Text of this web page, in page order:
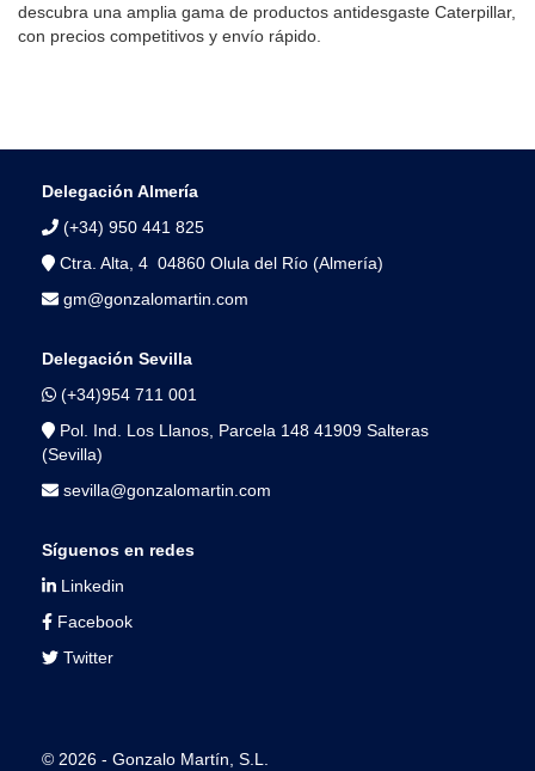
descubra una amplia gama de productos antidesgaste Caterpillar,
con precios competitivos y envío rápido.
Delegación Almería
(+34) 950 441 825
Ctra. Alta, 4 04860 Olula del Río (Almería)
gm@gonzalomartin.com
Delegación Sevilla
(+34)954 711 001
Pol. Ind. Los Llanos, Parcela 148 41909 Salteras
(Sevilla)
sevilla@gonzalomartin.com
Síguenos en redes
Linkedin
Facebook
Twitter
© 2026 - Gonzalo Martín, S.L.